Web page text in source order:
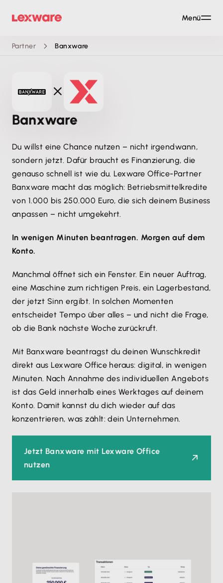
Partner Banxware
Banxware
Du willst eine Chance nutzen – nicht irgendwann,
sondern jetzt. Dafür braucht es Finanzierung, die
genauso schnell ist wie du. Lexware Office-Partner
Banxware macht das möglich: Betriebsmittelkredite
von 1.000 bis 250.000 Euro, die sich deinem Business
anpassen – nicht umgekehrt.
In wenigen Minuten beantragen. Morgen auf dem
Konto.
Manchmal öffnet sich ein Fenster. Ein neuer Auftrag,
eine Maschine zum richtigen Preis, ein Lagerbestand,
der jetzt Sinn ergibt. In solchen Momenten
entscheidet Tempo über alles – und nicht die Frage,
ob die Bank nächste Woche zurückruft.
Mit Banxware beantragst du deinen Wunschkredit
direkt aus Lexware Office heraus: digital, in wenigen
Minuten. Nach Annahme des individuellen Angebots
ist das Geld innerhalb eines Werktages auf deinem
Konto. Damit kannst du dich wieder auf das
konzentrieren, was zählt: dein Unternehmen.
Jetzt Banxware mit Lexware Office
nutzen
Menü